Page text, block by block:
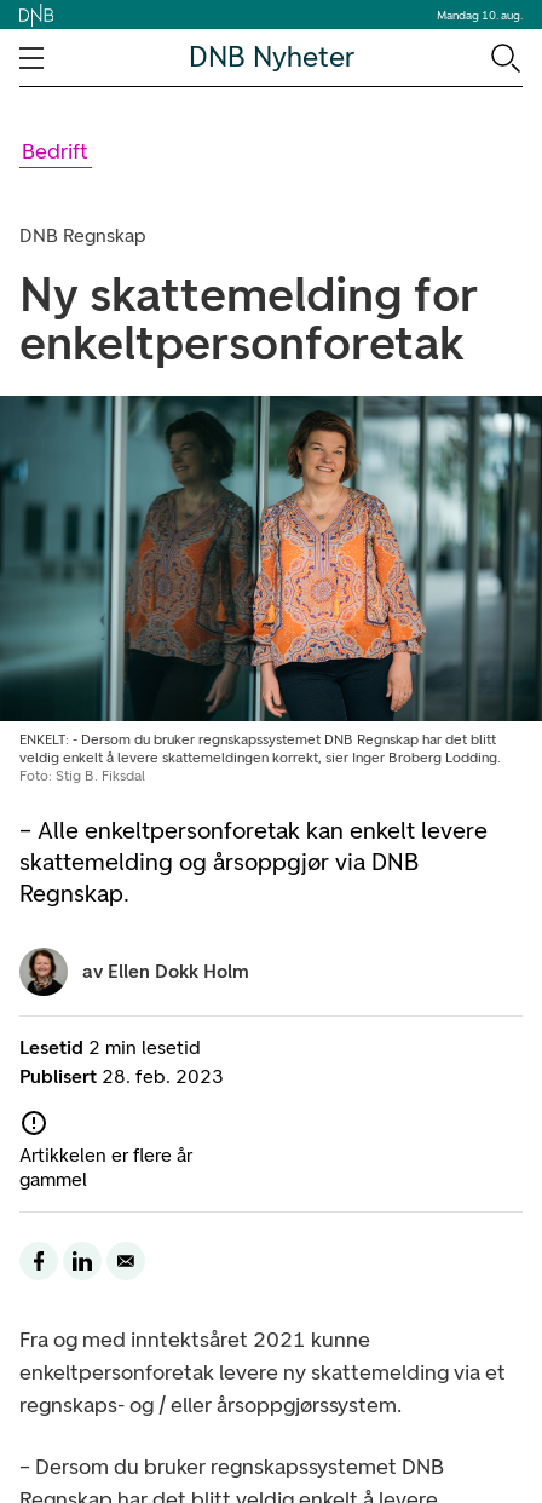
Mandag 10. aug.
DNB Nyheter
Bedrift
DNB Regnskap
Ny skattemelding for
enkeltpersonforetak
– Alle enkeltpersonforetak kan enkelt levere
skattemelding og årsoppgjør via DNB
Regnskap.
ENKELT: - Dersom du bruker regnskapssystemet DNB Regnskap har det blitt
veldig enkelt å levere skattemeldingen korrekt, sier Inger Broberg Lodding.
Foto: Stig B. Fiksdal
Lesetid 2 min lesetid
Publisert 28. feb. 2023
Artikkelen er flere år
gammel
av Ellen Dokk Holm
Fra og med inntektsåret 2021 kunne
enkeltpersonforetak levere ny skattemelding via et
regnskaps- og / eller årsoppgjørssystem.
– Dersom du bruker regnskapssystemet DNB